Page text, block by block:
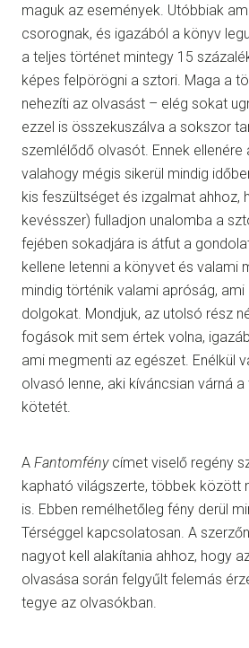
maguk az események. Utóbbiak
csorognak, és igazából a könyv
a teljes történet mintegy 15
képes felpörögni a sztori. Maga a
nehezíti az olvasást – elég sokat
ezzel is összekuszálva a sokszor
szemlélődő olvasót. Ennek ellenére
valahogy mégis sikerül mindig
kis feszültséget és izgalmat ahhoz,
kevésszer) fulladjon unalomba a
fejében sokadjára is átfut a
kellene letenni a könyvet és valami
mindig történik valami apróság, ami
dolgokat. Mondjuk, az utolsó rész
fogások mit sem értek volna,
ami megmenti az egészet. Enélkül
olvasó lenne, aki kíváncsian várná
kötetét.
A Fantomfénycímet viselő regény
kapható világszerte, többek között
is. Ebben remélhetőleg fény derül
Térséggel kapcsolatosan. A
nagyot kell alakítania ahhoz, hogy
olvasása során felgyűlt felemás
tegye az olvasókban.